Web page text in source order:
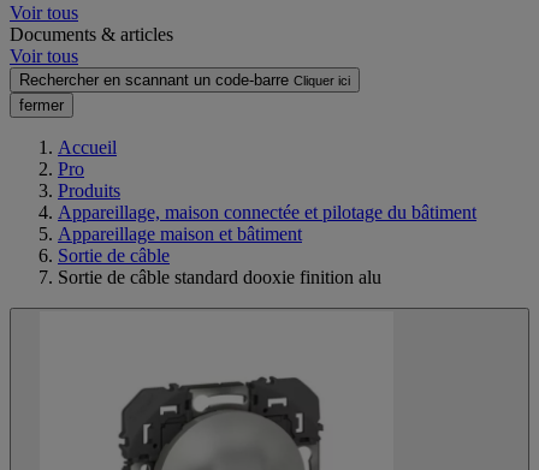
Voir tous
Documents & articles
Voir tous
Rechercher en scannant un code-barre Cliquer ici
fermer
Accueil
Pro
Produits
Appareillage, maison connectée et pilotage du bâtiment
Appareillage maison et bâtiment
Sortie de câble
Sortie de câble standard dooxie finition alu